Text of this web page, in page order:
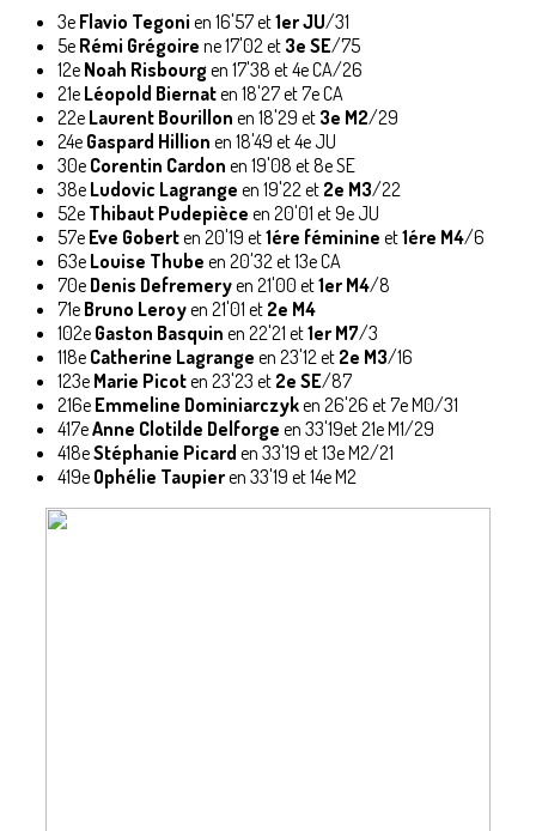
3e Flavio Tegoni en 16'57 et1er JU/31
5e Rémi Grégoire ne 17'02 et 3e SE/75
12e Noah Risbourgen 17'38 et 4e CA/26
21e Léopold Biernaten 18'27 et 7e CA
22e Laurent Bourillon en 18'29 et 3e M2/29
24e Gaspard Hillion en 18'49 et 4e JU
30e Corentin Cardon en 19'08 et 8e SE
38e Ludovic Lagrange en 19'22 et 2e M3/22
52e Thibaut Pudepièce en 20'01 et 9e JU
57e Eve Goberten 20'19 et1ére féminine et1ére M4/6
63e Louise Thube en 20'32 et 13e CA
70e Denis Defremeryen 21'00 et1er M4/8
71e Bruno Leroyen 21'01 et 2e M4
102e Gaston Basquin en 22'21 et1er M7/3
118e Catherine Lagrange en 23'12 et 2e M3/16
123e Marie Picoten 23'23 et 2e SE/87
216e Emmeline Dominiarczyken 26'26 et 7e M0/31
417eAnne Clotilde Delforge en 33'19et 21e M1/29
418eStéphanie Picard en 33'19 et 13e M2/21
419e Ophélie Taupieren 33'19 et 14e M2